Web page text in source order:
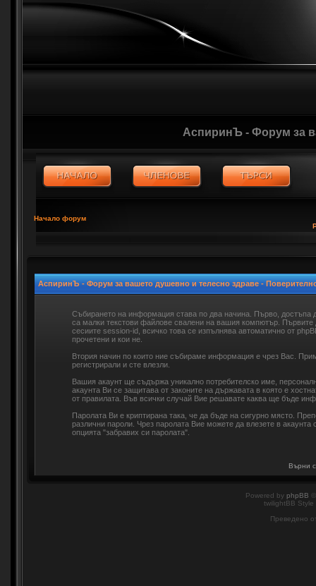
АспиринЪ - Форум за
Начало форум
АспиринЪ - Форум за вашето душевно и телесно здраве -
Събирането на информация става по два начина. Първо, достъпа
са малки текстови файлове свалени на вашия компютър.
сесиите session-id, всичко това се изпълнява автоматично от
прочетени и кои не.
Втория начин по които ние събираме информация е чрез Вас.
регистрирали и сте влезли.
Вашия акаунт ще съдържа уникално потребителско име,
акаунта Ви се защитава от законите на държавата в която е
от правилата. Във всички случай Вие решавате каква ще бъде
Паролата Ви е криптирана така, че да бъде на сигурно място.
различни пароли. Чрез паролата Вие можете да влезете в
опцията "забравих си паролата".
Върни
Powered by phpBB
twilightBB
Преведено